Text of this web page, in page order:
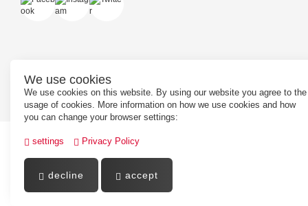
We use cookies
We use cookies on this website. By using our website you agree to the
usage of cookies. More information on how we use cookies and how
you can change your browser settings:
settings Privacy Policy
decline accept
Powered by PepperShop